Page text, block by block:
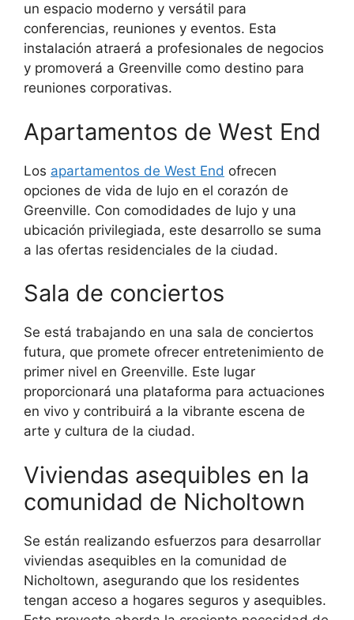
un espacio moderno y versátil para
conferencias, reuniones y eventos. Esta
instalación atraerá a profesionales de negocios
y promoverá a Greenville como destino para
reuniones corporativas.
Apartamentos de West End
Los apartamentos de West End ofrecen
opciones de vida de lujo en el corazón de
Greenville. Con comodidades de lujo y una
ubicación privilegiada, este desarrollo se suma
a las ofertas residenciales de la ciudad.
Sala de conciertos
Se está trabajando en una sala de conciertos
futura, que promete ofrecer entretenimiento de
primer nivel en Greenville. Este lugar
proporcionará una plataforma para actuaciones
en vivo y contribuirá a la vibrante escena de
arte y cultura de la ciudad.
Viviendas asequibles en la
comunidad de Nicholtown
Se están realizando esfuerzos para desarrollar
viviendas asequibles en la comunidad de
Nicholtown, asegurando que los residentes
tengan acceso a hogares seguros y asequibles.